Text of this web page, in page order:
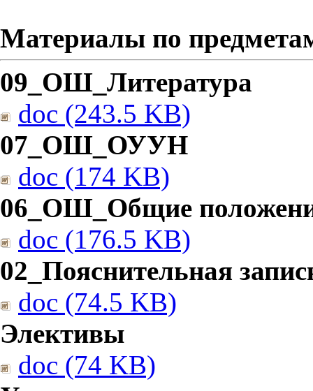
Материалы по
09_ОШ_Литература
doc (243.5 KB)
07_ОШ_ОУУН
doc (174 KB)
06_ОШ_Общие
doc (176.5 KB)
02_Пояснительная
doc (74.5 KB)
Элективы
doc (74 KB)